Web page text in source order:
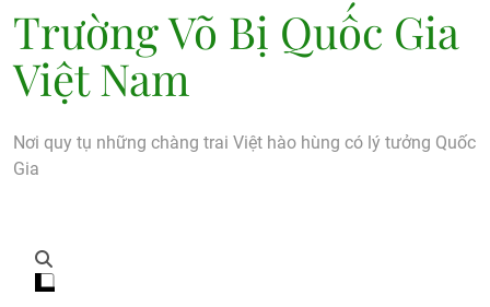
Trường Võ Bị Quốc Gia
Việt Nam
Nơi quy tụ những chàng trai Việt hào hùng có lý tưởng Quốc
Gia